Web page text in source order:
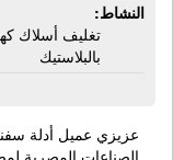
النشاط:
تغليف أسلاك
بالبلاستيك
عزيزي عميل أدلة
الصناعات المصرية